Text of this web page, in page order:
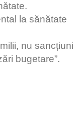
la sănătate
nu sancțiuni
bugetare”.